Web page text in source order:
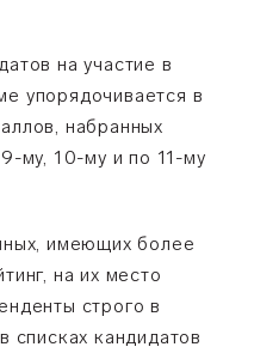
на участие в
упорядочивается в
набранных
му, 10-му и по 11-му
имеющих более
на их место
строго в
списках кандидатов